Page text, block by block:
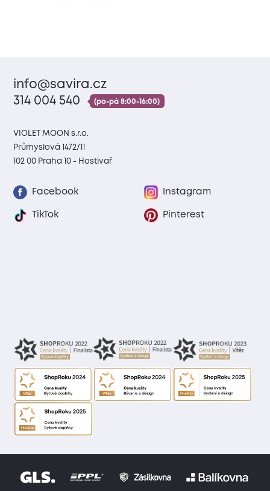
info@savira.cz
314 004 540
(po-pá 8:00-16:00)
VIOLET MOON s.r.o.
Průmyslová 1472/11
102 00 Praha 10 - Hostivař
Facebook Instagram
TikTok Pinterest